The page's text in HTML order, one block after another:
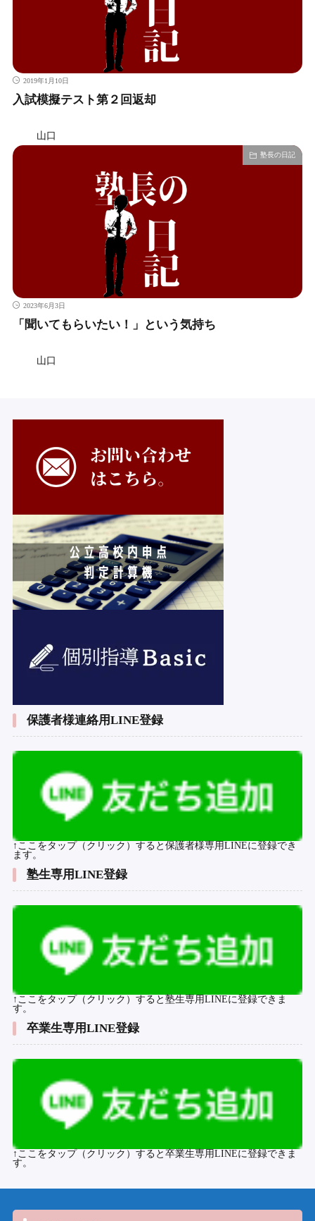
2019年1月10日
入試模擬テスト第２回返却
山口
塾長の日記
2023年6月3日
「聞いてもらいたい！」という気持ち
山口
保護者様連絡用LINE登録
↑ここをタップ（クリック）すると保護者様専用LINEに登録でき
ます。
塾生専用LINE登録
↑ここをタップ（クリック）すると塾生専用LINEに登録できま
す。
卒業生専用LINE登録
↑ここをタップ（クリック）すると卒業生専用LINEに登録できま
す。